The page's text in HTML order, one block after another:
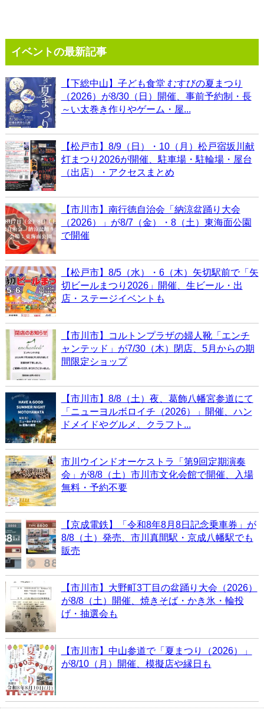
イベントの最新記事
【下総中山】子ども食堂 むすびの夏まつり
（2026）が8/30（日）開催、事前予約制・長
～い太巻き作りやゲーム・屋...
【松戸市】8/9（日）・10（月）松戸宿坂川献
灯まつり2026が開催、駐車場・駐輪場・屋台
（出店）・アクセスまとめ
【市川市】南行徳自治会「納涼盆踊り大会
（2026）」が8/7（金）・8（土）東海面公園
で開催
【松戸市】8/5（水）・6（木）矢切駅前で「矢
切ビールまつり2026」開催、生ビール・出
店・ステージイベントも
【市川市】コルトンプラザの婦人靴「エンチ
ャンテッド」が7/30（木）閉店、5月からの期
間限定ショップ
【市川市】8/8（土）夜、葛飾八幡宮参道にて
「ニューヨルボロイチ（2026）」開催、ハン
ドメイドやグルメ、クラフト...
市川ウインドオーケストラ「第9回定期演奏
会」が8/8（土）市川市文化会館で開催、入場
無料・予約不要
【京成電鉄】「令和8年8月8日記念乗車券」が
8/8（土）発売、市川真間駅・京成八幡駅でも
販売
【市川市】大野町3丁目の盆踊り大会（2026）
が8/8（土）開催、焼きそば・かき氷・輪投
げ・抽選会も
【市川市】中山参道で「夏まつり（2026）」
が8/10（月）開催、模擬店や縁日も